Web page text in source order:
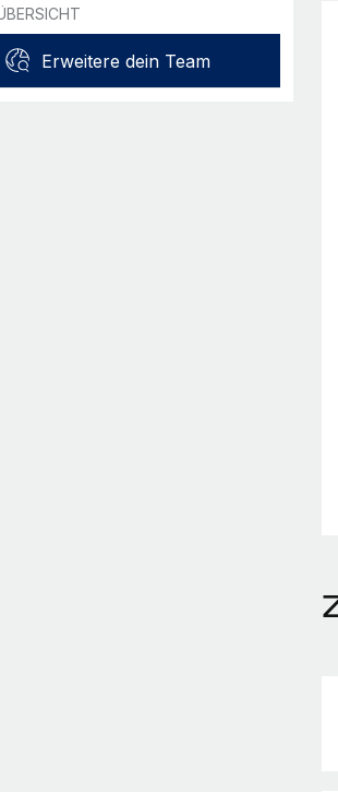
Erweitere dein Team